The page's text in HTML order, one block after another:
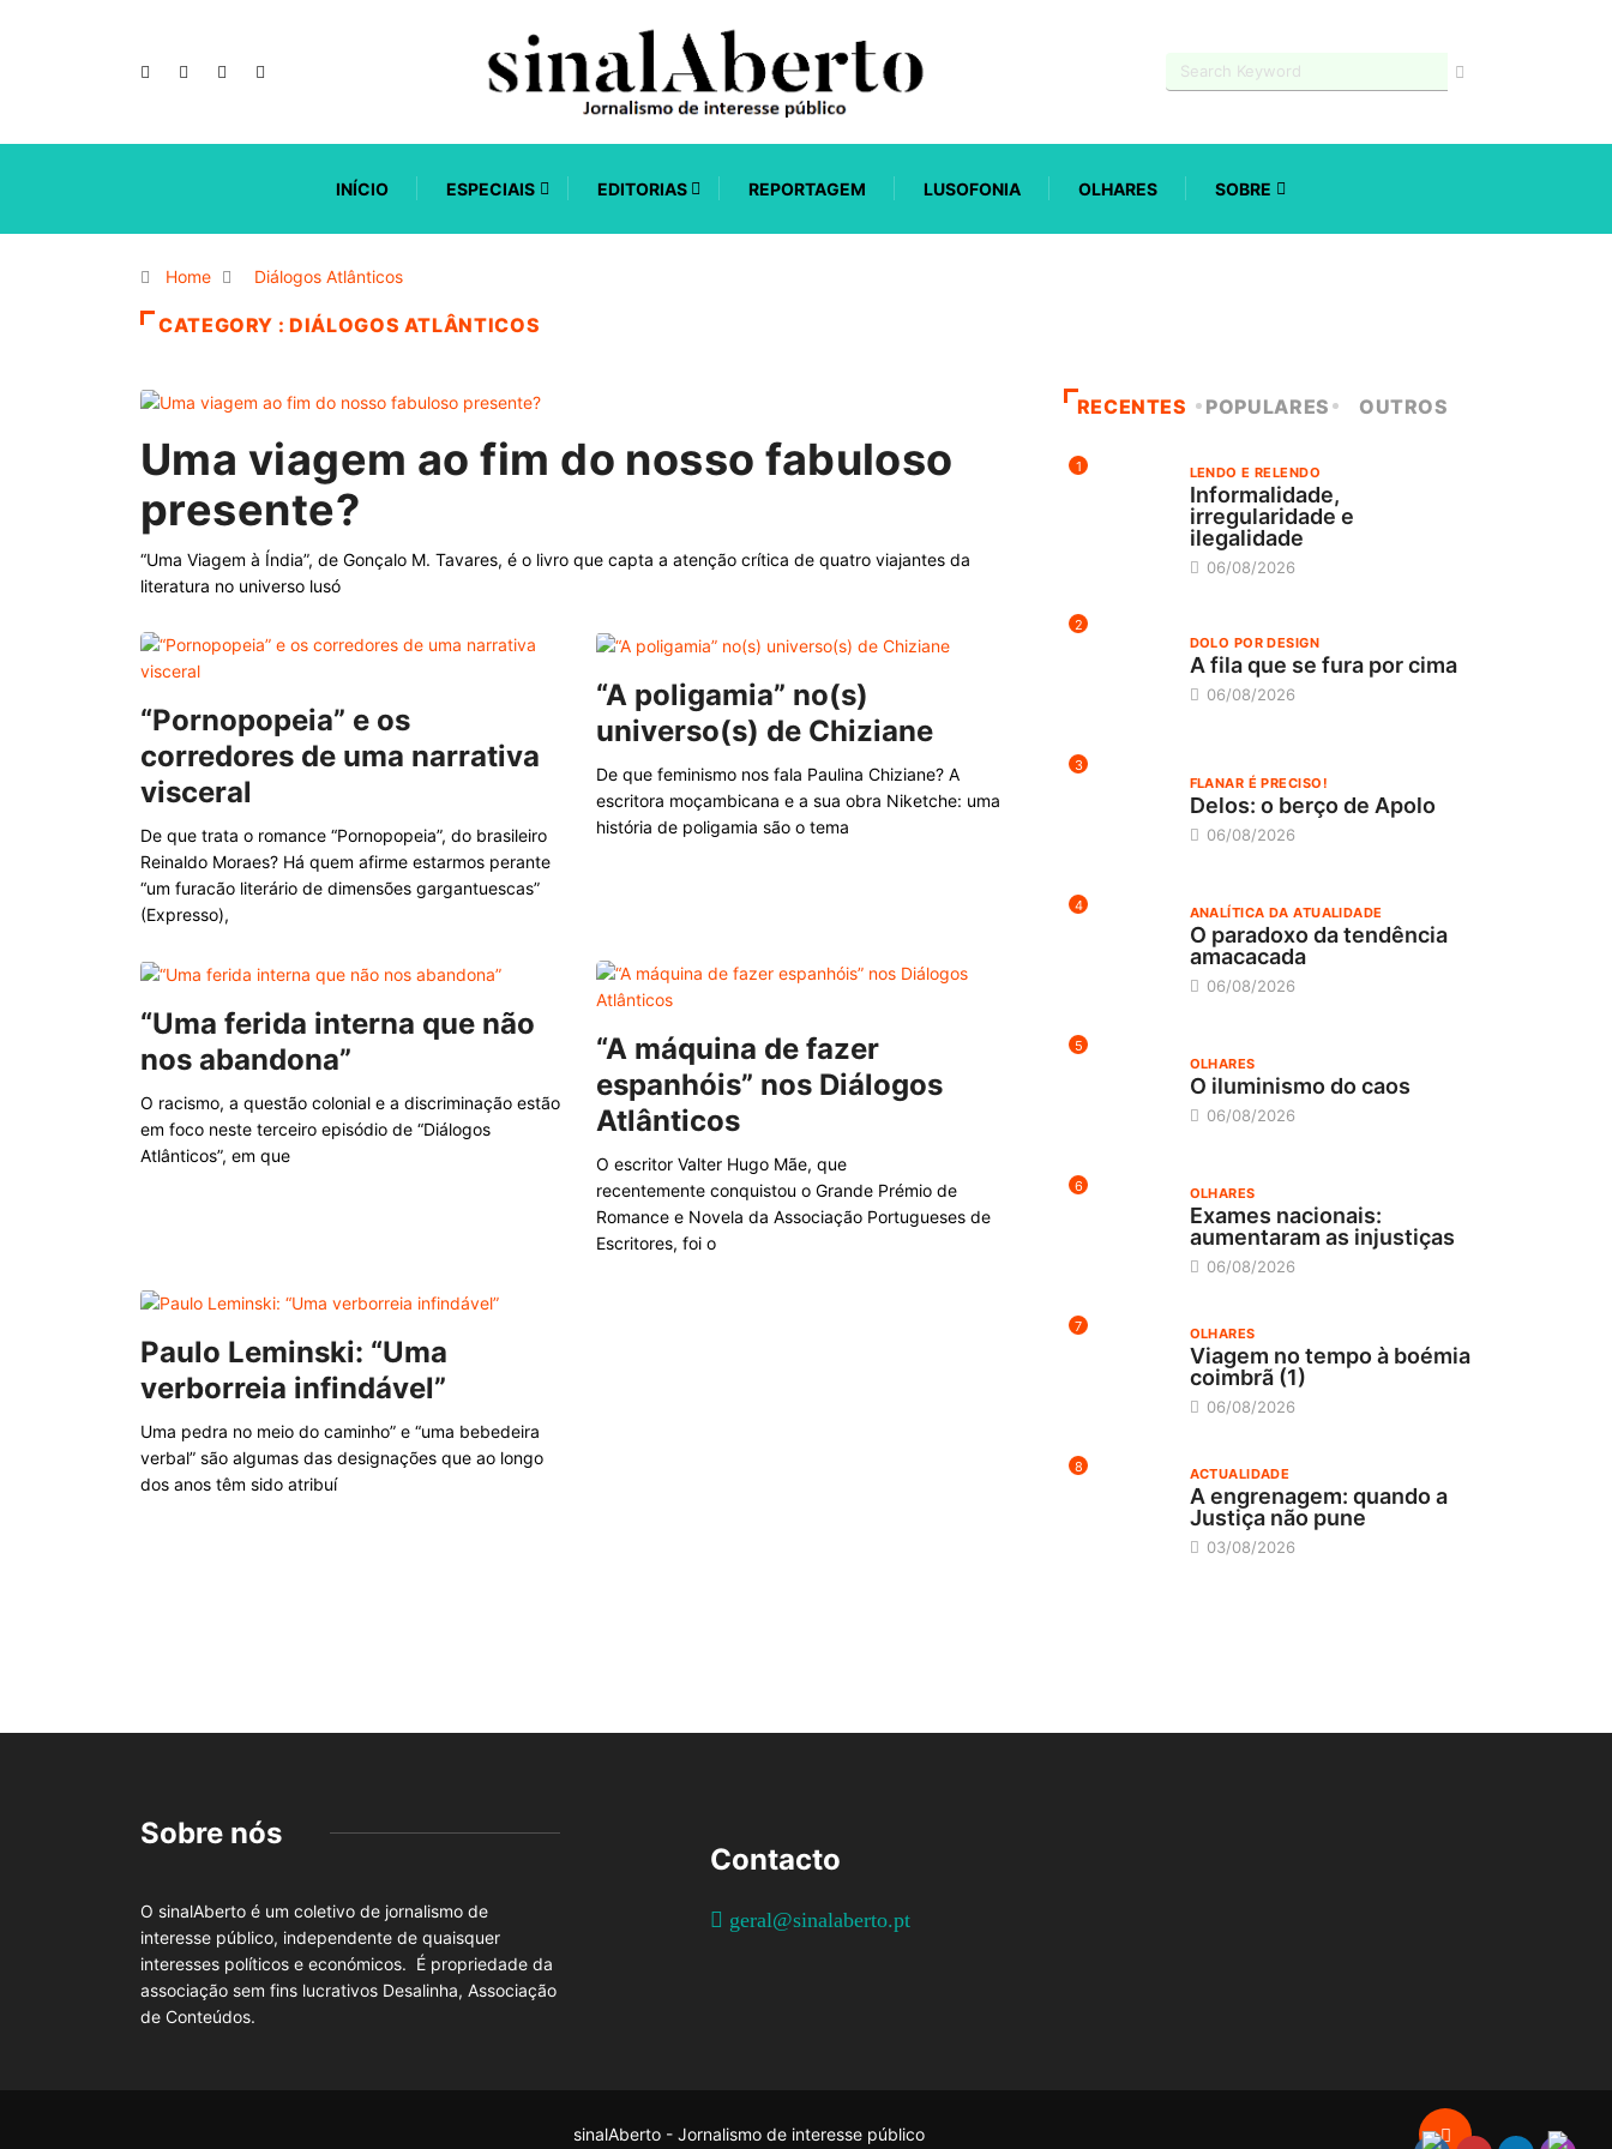
INÍCIO ESPECIAIS EDITORIAS REPORTAGEM LUSOFONIA OLHARES SOBRE
Home Diálogos Atlânticos
CATEGORY : DIÁLOGOS ATLÂNTICOS
Uma viagem ao fim do nosso fabuloso
presente?
“Uma Viagem à Índia”, de Gonçalo M. Tavares, é o livro que capta a atenção crítica de quatro viajantes da
literatura no universo lusó
“Pornopopeia” e os
corredores de uma narrativa
visceral
De que trata o romance “Pornopopeia”, do brasileiro
Reinaldo Moraes? Há quem afirme estarmos perante
“um furacão literário de dimensões gargantuescas”
(Expresso),
“A poligamia” no(s)
universo(s) de Chiziane
De que feminismo nos fala Paulina Chiziane? A
escritora moçambicana e a sua obra Niketche: uma
história de poligamia são o tema
“Uma ferida interna que não
nos abandona”
O racismo, a questão colonial e a discriminação estão
em foco neste terceiro episódio de “Diálogos
Atlânticos”, em que
“A máquina de fazer
espanhóis” nos Diálogos
Atlânticos
O escritor Valter Hugo Mãe, que
recentemente conquistou o Grande Prémio de
Romance e Novela da Associação Portugueses de
Escritores, foi o
Paulo Leminski: “Uma
verborreia infindável”
Uma pedra no meio do caminho” e “uma bebedeira
verbal” são algumas das designações que ao longo
dos anos têm sido atribuí
RECENTES POPULARES OUTROS
1 LENDO E RELENDO
Informalidade,
irregularidade e
ilegalidade
06/08/2026
2
DOLO POR DESIGN
A fila que se fura por cima
06/08/2026
3
FLANAR É PRECISO!
Delos: o berço de Apolo
06/08/2026
4 ANALÍTICA DA ATUALIDADE
O paradoxo da tendência
amacacada
06/08/2026
5
OLHARES
O iluminismo do caos
06/08/2026
6 OLHARES
Exames nacionais:
aumentaram as injustiças
06/08/2026
7 OLHARES
Viagem no tempo à boémia
coimbrã (1)
06/08/2026
8 ACTUALIDADE
A engrenagem: quando a
Justiça não pune
03/08/2026
Sobre nós
O sinalAberto é um coletivo de jornalismo de
interesse público, independente de quaisquer
interesses políticos e económicos. É propriedade da
associação sem fins lucrativos Desalinha, Associação
de Conteúdos.
Contacto
geral@sinalaberto.pt
sinalAberto - Jornalismo de interesse público